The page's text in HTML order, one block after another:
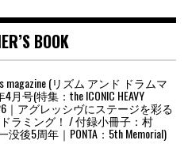
BOOK
magazine (リズム アンド ドラムマ
月号(特集：the ICONIC HEAVY
｜アグレッシヴにステージを彩る
ラミング！ / 付録小冊子：村
没後5周年｜PONTA：5th Memorial)